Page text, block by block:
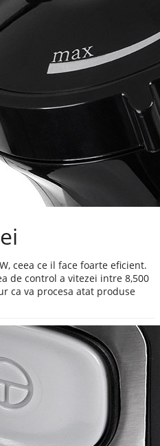
ceea ce il face foarte eficient.
de control a vitezei intre 8,500
ca va procesa atat produse